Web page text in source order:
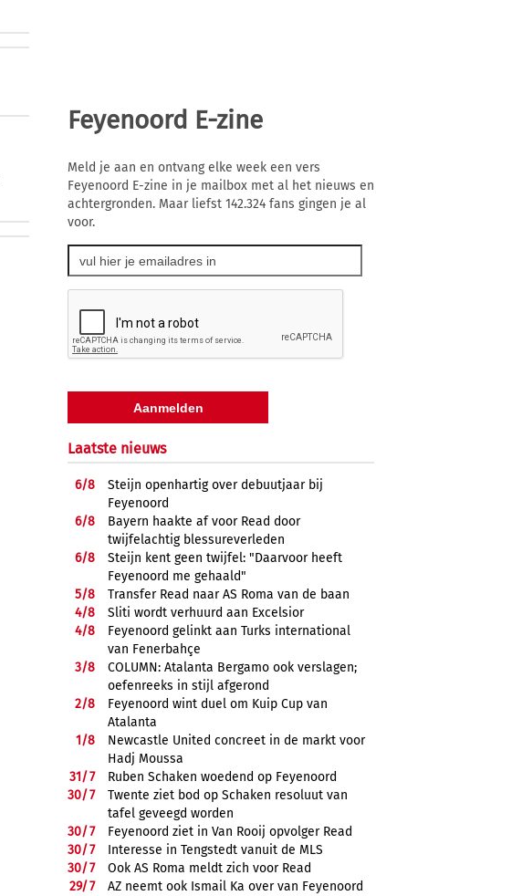
Feyenoord E-zine
Meld je aan en ontvang elke week een vers
Feyenoord E-zine in je mailbox met al het nieuws en
achtergronden. Maar liefst 142.324 fans gingen je al
voor.
Laatste nieuws
6/8
Steijn openhartig over debuutjaar bij
Feyenoord
6/8
Bayern haakte af voor Read door
twijfelachtig blessureverleden
6/8
Steijn kent geen twijfel: "Daarvoor heeft
Feyenoord me gehaald"
5/8
Transfer Read naar AS Roma van de baan
4/8
Sliti wordt verhuurd aan Excelsior
4/8
Feyenoord gelinkt aan Turks international
van Fenerbahçe
3/8
COLUMN: Atalanta Bergamo ook verslagen;
oefenreeks in stijl afgerond
2/8
Feyenoord wint duel om Kuip Cup van
Atalanta
1/8
Newcastle United concreet in de markt voor
Hadj Moussa
31/7
Ruben Schaken woedend op Feyenoord
30/7
Twente ziet bod op Schaken resoluut van
tafel geveegd worden
30/7
Feyenoord ziet in Van Rooij opvolger Read
30/7
Interesse in Tengstedt vanuit de MLS
30/7
Ook AS Roma meldt zich voor Read
29/7
AZ neemt ook Ismail Ka over van Feyenoord